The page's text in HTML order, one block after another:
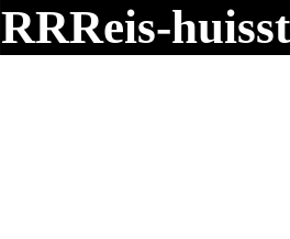
RRReis-